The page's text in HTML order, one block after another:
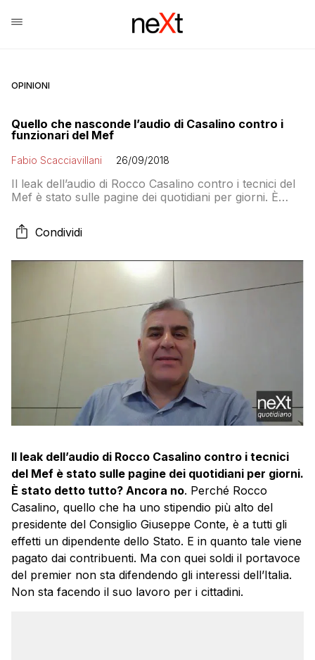
OPINIONI
Quello che nasconde l’audio di Casalino contro i
funzionari del Mef
Fabio Scacciavillani 26/09/2018
Il leak dell’audio di Rocco Casalino contro i tecnici del
Mef è stato sulle pagine dei quotidiani per giorni. È
quello che ha uno stipendio più alto del presidente del
Consiglio Giuseppe Conte, è a tutti gli effetti un
Condividi
Il leak dell’audio di Rocco Casalino contro i tecnici
del Mef è stato sulle pagine dei quotidiani per giorni.
È stato detto tutto? Ancora no. Perché Rocco
Casalino, quello che ha uno stipendio più alto del
presidente del Consiglio Giuseppe Conte, è a tutti gli
effetti un dipendente dello Stato. E in quanto tale viene
pagato dai contribuenti. Ma con quei soldi il portavoce
del premier non sta difendendo gli interessi dell’Italia.
Non sta facendo il suo lavoro per i cittadini.